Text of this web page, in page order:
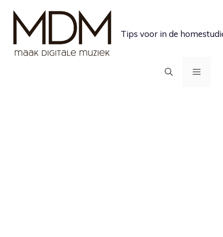
inhoud
Tips voor in de
MENU